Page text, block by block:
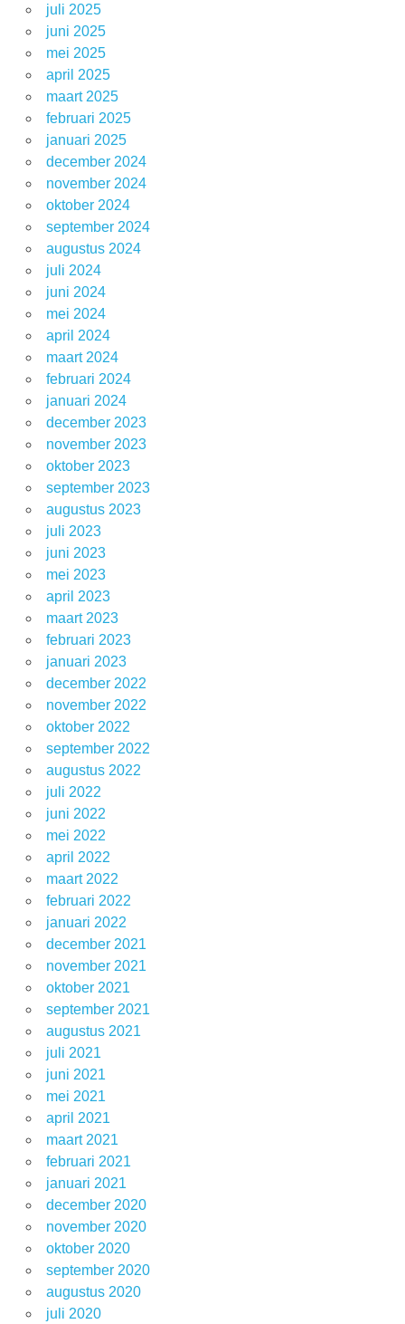
juli 2025
juni 2025
mei 2025
april 2025
maart 2025
februari 2025
januari 2025
december 2024
november 2024
oktober 2024
september 2024
augustus 2024
juli 2024
juni 2024
mei 2024
april 2024
maart 2024
februari 2024
januari 2024
december 2023
november 2023
oktober 2023
september 2023
augustus 2023
juli 2023
juni 2023
mei 2023
april 2023
maart 2023
februari 2023
januari 2023
december 2022
november 2022
oktober 2022
september 2022
augustus 2022
juli 2022
juni 2022
mei 2022
april 2022
maart 2022
februari 2022
januari 2022
december 2021
november 2021
oktober 2021
september 2021
augustus 2021
juli 2021
juni 2021
mei 2021
april 2021
maart 2021
februari 2021
januari 2021
december 2020
november 2020
oktober 2020
september 2020
augustus 2020
juli 2020